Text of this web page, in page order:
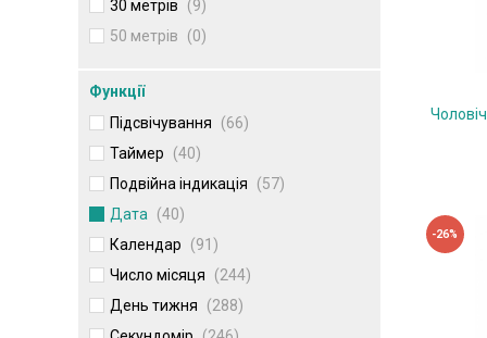
30 метрів
(9)
50 метрів
(0)
Функції
Підсвічування
(66)
Таймер
(40)
Подвійна індикація
(57)
Дата (40)
Календар
(91)
Число місяця
(244)
День тижня
(288)
-26%